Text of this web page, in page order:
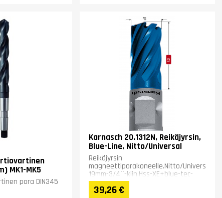
MK1-MK5
pora DIN345
Karnasch 20.1312N, Reikäjyrsin,
Blue-Line, Nitto/Universal
Reikäjyrsin
magneettiporakoneelle.Nitto/Universal/
19mm-3/4´´-kiin.Hss-XE+blue-tec-
pinnoitus. Leikkuupituus 30mm....
39,26 €